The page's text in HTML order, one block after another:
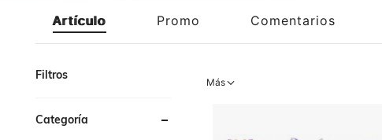
Artículo Promo Comentarios
Filtros
Categoría
Más